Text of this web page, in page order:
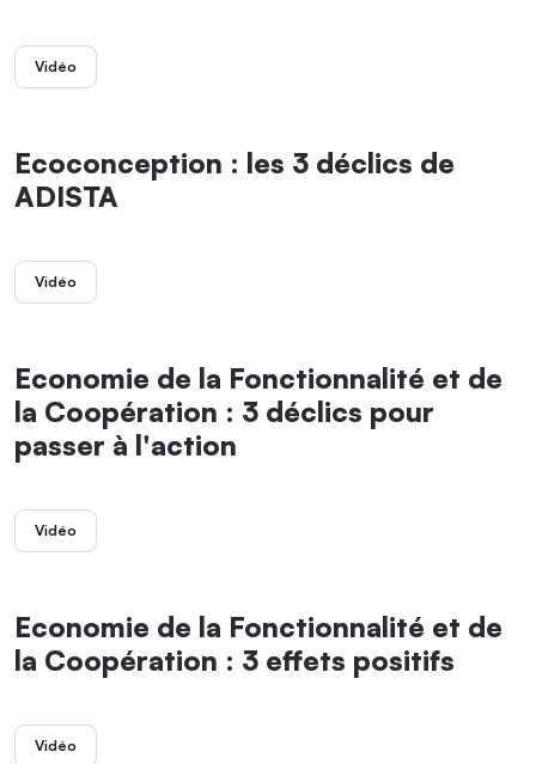
Vidéo
Ecoconception : les 3 déclics de
ADISTA
Vidéo
Economie de la Fonctionnalité et de
la Coopération : 3 déclics pour
passer à l'action
Vidéo
Economie de la Fonctionnalité et de
la Coopération : 3 effets positifs
Vidéo